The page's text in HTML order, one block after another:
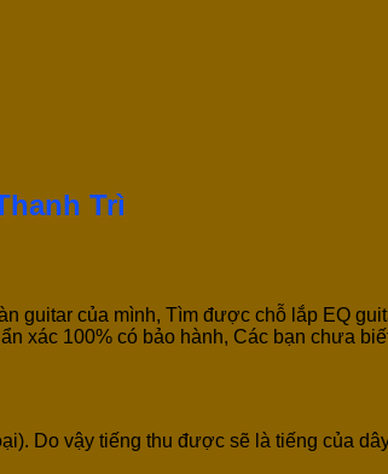
Trì
guitar của mình, Tìm được chỗ lắp EQ
xác 100% có bảo hành, Các bạn chưa
Do vậy tiếng thu được sẽ là tiếng của